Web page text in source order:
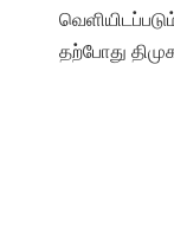
தற்போது